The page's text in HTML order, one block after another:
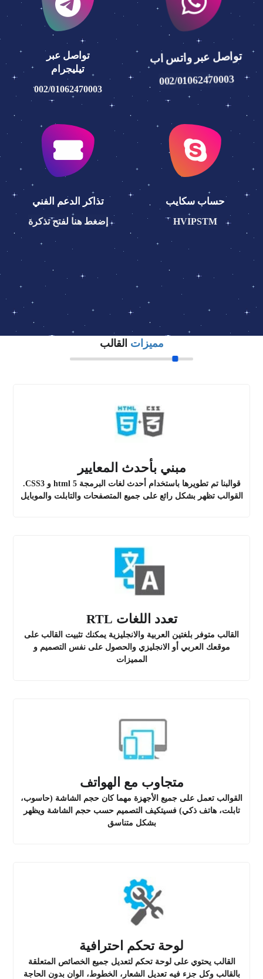
تواصل عبر واتس اب
002/01062470003
تواصل عبر
تيليجرام
002/01062470003
حساب سكايب
HVIPSTM
تذاكر الدعم الفني
إضغط هنا لفتح تذكرة
مميزات القالب
مبني بأحدث المعايير
قوالبنا تم تطويرها باستخدام أحدث لغات البرمجة html 5 و CSS3.
القوالب تظهر بشكل رائع على جميع المتصفحات والتابلت والموبايل
تعدد اللغات RTL
القالب متوفر بلغتين العربية والانجليزية يمكنك تثبيت القالب على
موقعك العربي أو الانجليزي والحصول على نفس التصميم و
المميزات
متجاوب مع الهواتف
القوالب تعمل على جميع الأجهزة مهما كان حجم الشاشة (حاسوب،
تابلت، هاتف ذكي) فسيتكيف التصميم حسب حجم الشاشة ويظهر
بشكل متناسق
لوحة تحكم احترافية
القالب يحتوي على لوحة تحكم لتعديل جميع الخصائص المتعلقة
بالقالب وكل جزء فيه تعديل الشعار، الخطوط، الوان بدون الحاجة